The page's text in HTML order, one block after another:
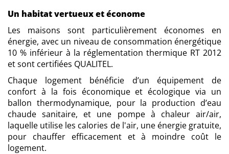
Un habitat vertueux et économe
Les maisons sont particulièrement économes en
énergie, avec un niveau de consommation énergétique
10 % inférieur à la réglementation thermique RT 2012
et sont certifiées QUALITEL.
Chaque logement bénéficie d’un équipement de
confort à la fois économique et écologique via un
ballon thermodynamique, pour la production d’eau
chaude sanitaire, et une pompe à chaleur air/air,
laquelle utilise les calories de l'air, une énergie gratuite,
pour chauffer efficacement et à moindre coût le
logement.